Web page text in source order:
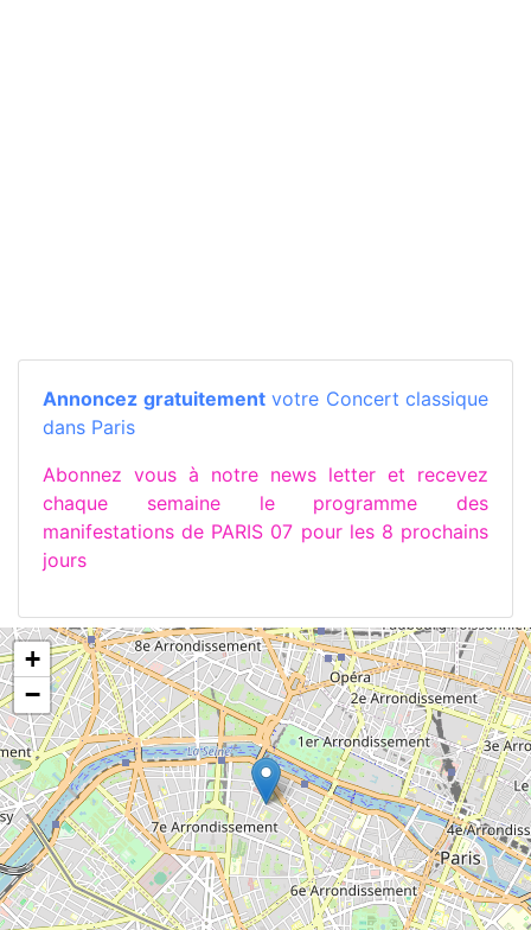
Annoncez gratuitementvotre Concert classique
dans Paris
Abonnez vous à notre news letter et recevez
chaque semaine le programme des
manifestations de PARIS 07 pour les 8 prochains
jours
+
−